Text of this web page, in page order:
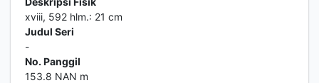
xviii, 592 hlm.: 21 cm
Judul Seri
-
No. Panggil
153.8 NAN m